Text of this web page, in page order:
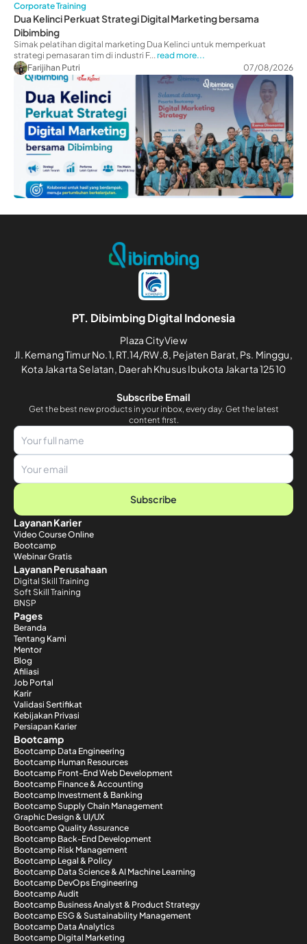
Corporate Training
Dua Kelinci Perkuat Strategi Digital Marketing bersama
Dibimbing
Simak pelatihan digital marketing Dua Kelinci untuk memperkuat
strategi pemasaran tim di industri F...read more...
Farijihan Putri
07/08/2026
PT. Dibimbing Digital Indonesia
Plaza CityView
Jl. Kemang Timur No.1, RT.14/RW.8, Pejaten Barat, Ps. Minggu,
Kota Jakarta Selatan, Daerah Khusus Ibukota Jakarta 12510
Subscribe Email
Get the best new products in your inbox, every day. Get the latest
content first.
Subscribe
Layanan Karier
Video Course Online
Bootcamp
Webinar Gratis
Layanan Perusahaan
Digital Skill Training
Soft Skill Training
BNSP
Pages
Beranda
Tentang Kami
Mentor
Blog
Afiliasi
Job Portal
Karir
Validasi Sertifikat
Kebijakan Privasi
Persiapan Karier
Bootcamp
Bootcamp Data Engineering
Bootcamp Human Resources
Bootcamp Front-End Web Development
Bootcamp Finance & Accounting
Bootcamp Investment & Banking
Bootcamp Supply Chain Management
Graphic Design & UI/UX
Bootcamp Quality Assurance
Bootcamp Back-End Development
Bootcamp Risk Management
Bootcamp Legal & Policy
Bootcamp Data Science & AI Machine Learning
Bootcamp DevOps Engineering
Bootcamp Audit
Bootcamp Business Analyst & Product Strategy
Bootcamp ESG & Sustainability Management
Bootcamp Data Analytics
Bootcamp Digital Marketing